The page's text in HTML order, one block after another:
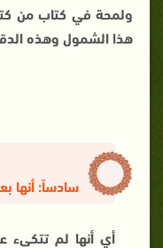
ولمحة في كتاب من
هذا الشمول وهذه
سادساً: أنها
أي أنها لم تتكىء